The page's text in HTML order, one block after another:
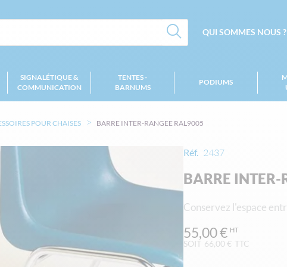
QUI SOMMES NOUS ?
SIGNALÉTIQUE &
COMMUNICATION
TENTES -
BARNUMS
PODIUMS
POUR CHAISES BARRE INTER-RANGEE RAL9005
Réf. 2437
BARRE
Conservez l'espace
SOIT 66,00 € TTC
55,00 €